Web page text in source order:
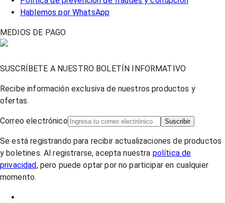
Hablemos por WhatsApp
MEDIOS DE PAGO
SUSCRÍBETE A NUESTRO BOLETÍN INFORMATIVO
Recibe información exclusiva de nuestros productos y
ofertas.
Correo electrónico Suscribir
Se está registrando para recibir actualizaciones de productos
y boletines. Al registrarse, acepta nuestra política de
privacidad, pero puede optar por no participar en cualquier
momento.